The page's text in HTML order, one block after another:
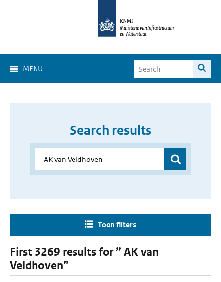
MENU
Search results
Toon filters
First 3269 results for ” AK van
Veldhoven”